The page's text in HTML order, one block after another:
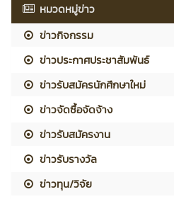
หมวดหมู่ข่าว
ข่าวกิจกรรม
ข่าวประกาศประชาสัมพันธ์
ข่าวรับสมัครนักศึกษาใหม่
ข่าวจัดซื้อจัดจ้าง
ข่าวรับสมัครงาน
ข่าวรับรางวัล
ข่าวทุน/วิจัย